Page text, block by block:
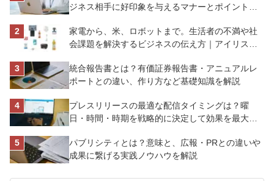
ジネス相手に好印象を与えるマナーとポイントを
家電から、米、ロボットまで。生活者の不満や社
会課題を解決するビジネスの伝え方｜アイリスオ
統合報告書とは？有価証券報告書・アニュアルレ
ポートとの違い、作り方など基礎知識を解説
プレスリリースの最適な配信タイミングは？曜
日・時間・時期を戦略的に決定して効果を最大化
パブリシティとは？意味と、広報・PRとの違いや
成果に繋げる実践ノウハウを解説